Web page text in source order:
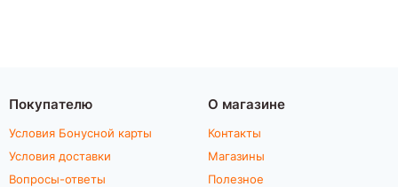
Покупателю
Условия Бонусной карты
Условия доставки
Вопросы-ответы
О магазине
Контакты
Магазины
Полезное